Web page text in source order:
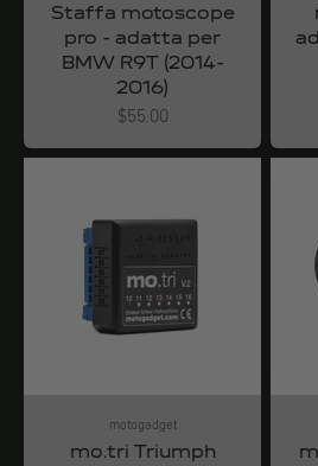
Staffa motoscope
pro - adatta per
BMW R9T (2014-
2016)
Angebot
$55.00
motogadget
mo.tri Triumph